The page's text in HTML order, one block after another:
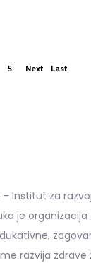
5
Next
Last
Institut za
je
razvija zdrave